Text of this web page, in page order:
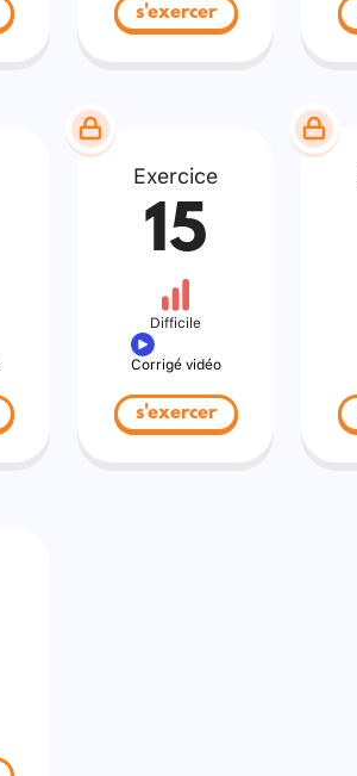
s'exercer
Exercice
15
Difficile
Corrigé vidéo
s'exercer